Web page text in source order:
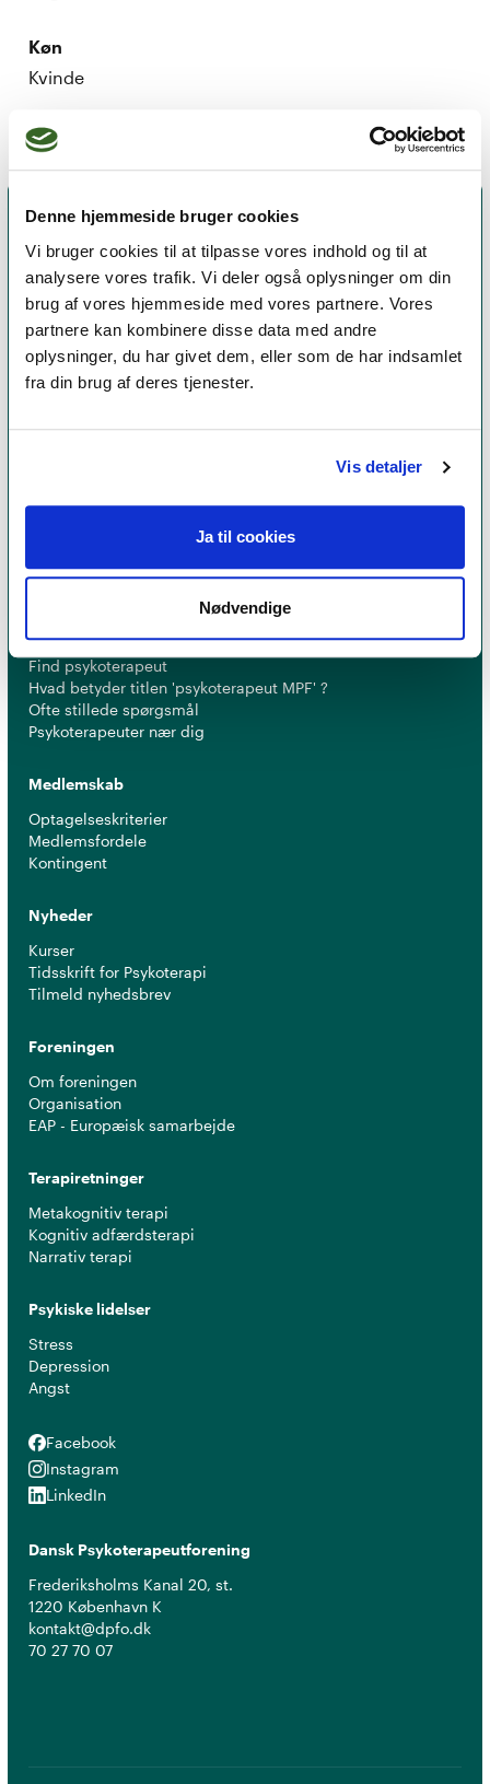
Denne hjemmeside bruger cookies
Vi bruger cookies til at tilpasse vores indhold og til at
analysere vores trafik. Vi deler også oplysninger om din
brug af vores hjemmeside med vores partnere. Vores
partnere kan kombinere disse data med andre
oplysninger, du har givet dem, eller som de har indsamlet
fra din brug af deres tjenester.
Vis detaljer
Ja til cookies
Nødvendige
Køn
Kvinde
Et medlemskab af Dansk Psykoterapeutforening
er et kvalitetsstempel. Alle vores medlemmer skal
erfaring for at få lov til at kalde sigpsykoterapeut
Find psykoterapeut
Hvad betyder titlen 'psykoterapeut MPF' ?
Ofte stillede spørgsmål
Psykoterapeuter nær dig
Medlemskab
Optagelseskriterier
Medlemsfordele
Kontingent
Nyheder
Kurser
Tidsskrift for Psykoterapi
Tilmeld nyhedsbrev
Foreningen
Om foreningen
Organisation
EAP - Europæisk samarbejde
Terapiretninger
Metakognitiv terapi
Kognitiv adfærdsterapi
Narrativ terapi
Psykiske lidelser
Stress
Depression
Angst
Facebook
Facebook
Instagram
Instagram
LinkedIn
LinkedIn
Dansk Psykoterapeutforening
Frederiksholms Kanal 20, st.
1220 København K
kontakt@dpfo.dk
70 27 70 07